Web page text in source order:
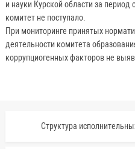
и науки Курской области за
комитет не поступало.
При мониторинге принятых
деятельности комитета
коррупциогенных факторов не
Структура